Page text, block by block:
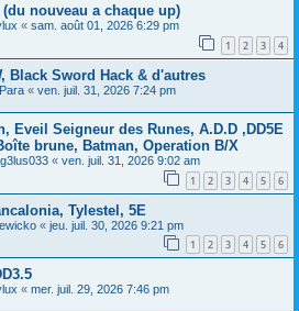
nouveau a chaque up)
« sam. août 01, 2026 6:29 pm
1 2 3 4
Black Sword Hack & d'autres
« ven. juil. 31, 2026 7:24 pm
Eveil Seigneur des Runes, A.D.D ,DD5E
brune, Batman, Operation B/X
« ven. juil. 31, 2026 9:02 am
1 2 3 4 5 6
Tylestel, 5E
« jeu. juil. 30, 2026 9:21 pm
1 2 3 4 5 6
« mer. juil. 29, 2026 7:46 pm